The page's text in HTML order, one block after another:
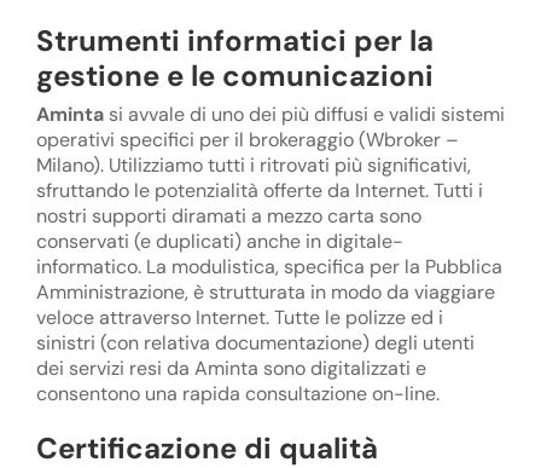
Strumenti informatici per la
gestione e le comunicazioni
Amintasi avvale di uno dei più diffusi e validi sistemi
operativi specifici per il brokeraggio (Wbroker –
Milano). Utilizziamo tutti i ritrovati più significativi,
sfruttando le potenzialità offerte da Internet. Tutti i
nostri supporti diramati a mezzo carta sono
conservati (e duplicati) anche in digitale-
informatico. La modulistica, specifica per la Pubblica
Amministrazione, è strutturata in modo da viaggiare
veloce attraverso Internet. Tutte le polizze ed i
sinistri (con relativa documentazione) degli utenti
dei servizi resi da Aminta sono digitalizzati e
consentono una rapida consultazione on-line.
Certificazione di qualità